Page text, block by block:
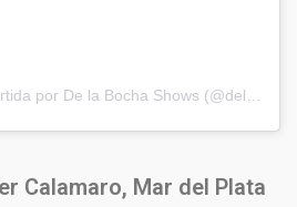
Una publicación compartida por De la Bocha Shows (@delabochaproducciones)
Calamaro, Mar del Plata